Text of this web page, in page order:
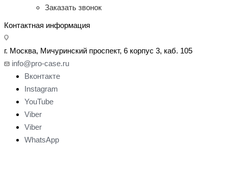
Заказать звонок
Контактная информация
г. Москва, Мичуринский проспект, 6 корпус 3, каб. 105
info@pro-case.ru
Вконтакте
Instagram
YouTube
Viber
Viber
WhatsApp